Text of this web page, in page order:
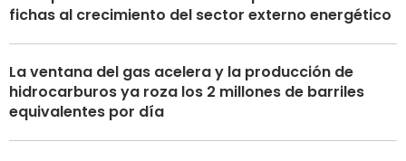
fichas al crecimiento del sector externo energético
La ventana del gas acelera y la producción de
hidrocarburos ya roza los 2 millones de barriles
equivalentes por día